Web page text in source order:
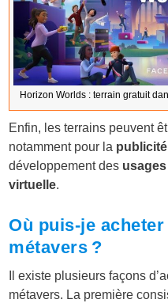
Horizon Worlds : terrain gratuit
Enfin, les terrains peuvent
notamment pour la publicité
développement des
virtuelle.
Où puis-je
métavers ?
Il existe plusieurs façons
métavers. La première